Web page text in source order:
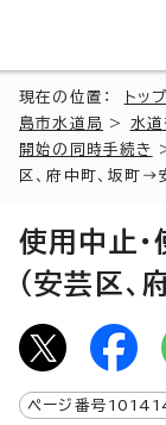
現在の位置： トッ
島市水道局
> 水道
開始の同時手続き
区、府中町、坂町→
使用中止
（安芸区、
ページ番号